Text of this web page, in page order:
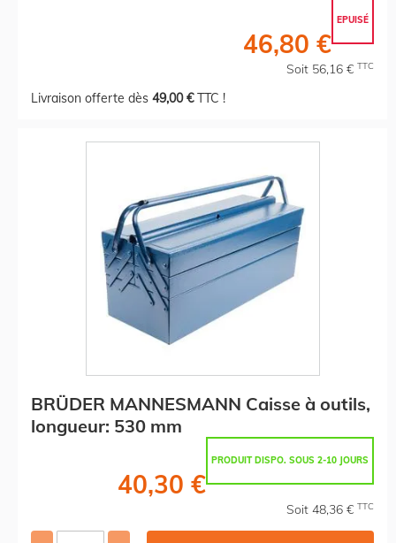
EPUISÉ
46,80 €
Soit 56,16 € TTC
Livraison offerte dès 49,00 €TTC !
BRÜDER MANNESMANN Caisse à outils,
longueur: 530 mm
PRODUIT DISPO. SOUS 2-10 JOURS
40,30 €
Soit 48,36 € TTC